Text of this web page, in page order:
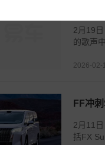
2月19
的歌声
2026-02-
FF冲
2月11
括FX